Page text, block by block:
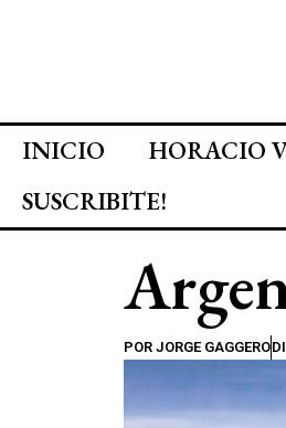
INICIO HORACIO
SUSCRIBITE!
POR JORGE GAGGERO